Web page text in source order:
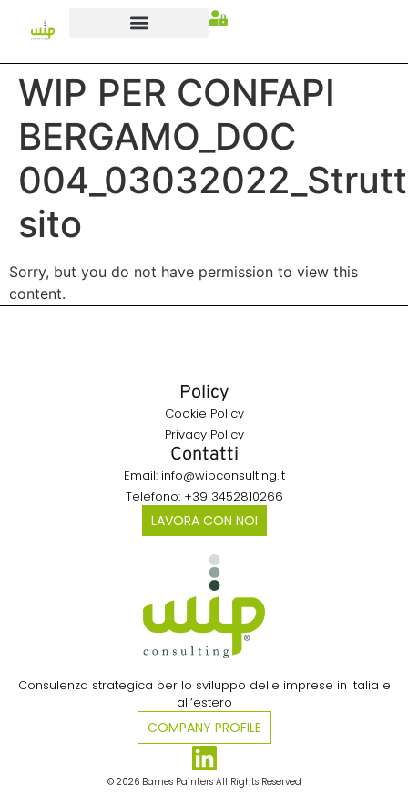
WIP PER CONFAPI
BERGAMO_DOC
sito
Sorry, but you do not have permission to view this
content.
Consulenza strategica per lo sviluppo delle imprese in Italia e
all’estero​
COMPANY PROFILE
© 2026 Barnes Painters All Rights Reserved
Policy
Cookie Policy
Privacy Policy
Contatti
Email: info@wipconsulting.it
Telefono: +39 3452810266
LAVORA CON NOI